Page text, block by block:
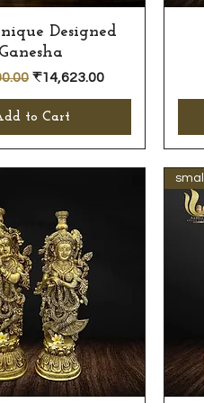
ViewDesigned
Ganesha
PriceSale Price
₹14,623.00
to Cart
small